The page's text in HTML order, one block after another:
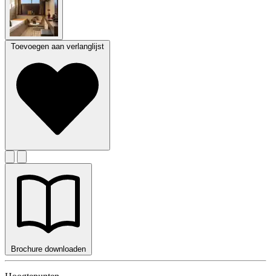
Toevoegen aan verlanglijst
Brochure downloaden